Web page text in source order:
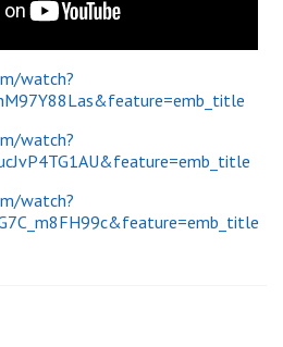
watch?
watch?
watch?